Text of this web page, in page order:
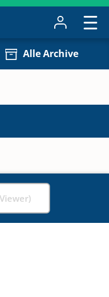
Alle Archive